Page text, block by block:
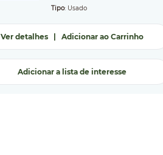
Tipo: Usado
Ver detalhes| Adicionar ao Carrinho
Adicionar a lista de interesse